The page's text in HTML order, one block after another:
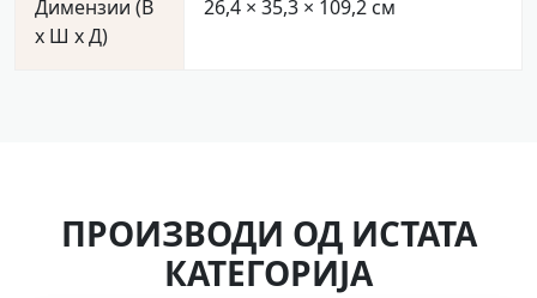
Димензии (В
x Ш x Д)
26,4 × 35,3 × 109,2 cм
ПРОИЗВОДИ ОД ИСТАТА
КАТЕГОРИЈА